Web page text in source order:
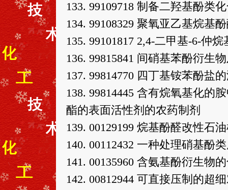
133. 99109718 制备二羟基酚类
134. 99108329 聚氧亚乙基烷基
135. 99101817 2,4-二甲基-6-仲烷
136. 99815841 间硝基苯酚衍生
137. 99814770 四丁基铵苯酚盐
138. 99814445 含有烷氧基化的
酯的表面活性剂的农药制剂
139. 00129199 烷基酚醛改性石
140. 00112432 一种处理硝基酚
141. 00135960 含氨基酚衍生物
142. 00812944 可直接压制的超